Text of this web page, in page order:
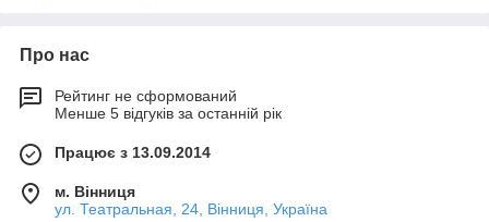
Про нас
Рейтинг не сформований
Менше 5 відгуків за останній рік
Працює з 13.09.2014
м. Вінниця
ул. Театральная, 24, Вінниця, Україна